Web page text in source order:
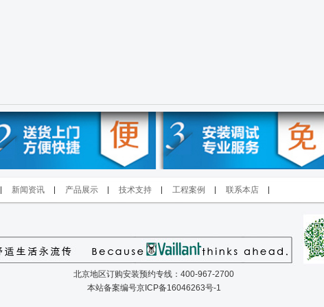
新闻资讯 产品展示 技术支持 工程案例 联系本店
北京地区订购安装预约专线：400-967-2700
本站备案编号京ICP备16046263号-1